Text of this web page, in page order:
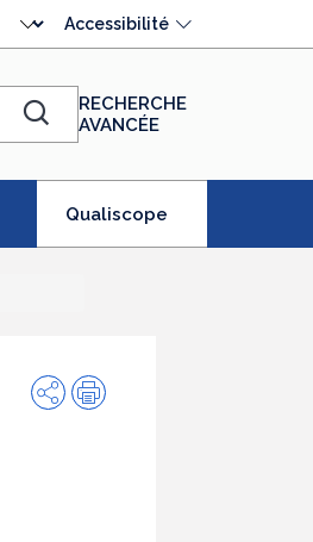
Accessibilité
Chercher
RECHERCHE
AVANCÉE
Qualiscope
PartagerImpression